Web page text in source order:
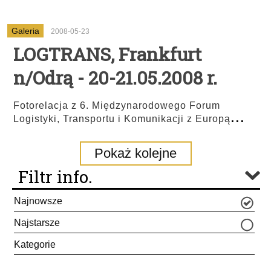
Galeria 2008-05-23
LOGTRANS, Frankfurt
n/Odrą - 20-21.05.2008 r.
Fotorelacja z 6. Międzynarodowego Forum
Logistyki, Transportu i Komunikacji z Europą ...
Pokaż kolejne
Filtr info.
Najnowsze
Najstarsze
Kategorie